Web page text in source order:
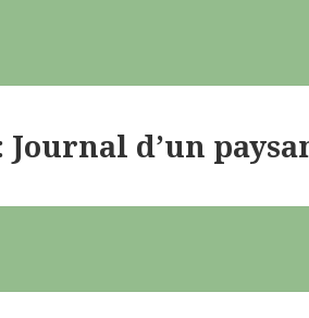
Journal d’un